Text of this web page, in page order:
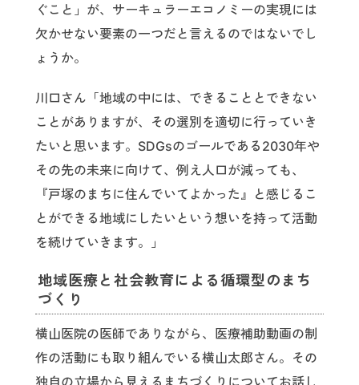
ぐこと」が、サーキュラーエコノミーの実現には
欠かせない要素の一つだと言えるのではないでし
ょうか。
川口さん「地域の中には、できることとできない
ことがありますが、その選別を適切に行っていき
たいと思います。SDGsのゴールである2030年や
その先の未来に向けて、例え人口が減っても、
『戸塚のまちに住んでいてよかった』と感じるこ
とができる地域にしたいという想いを持って活動
を続けていきます。」
地域医療と社会教育による循環型のまち
づくり
横山医院の医師でありながら、医療補助動画の制
作の活動にも取り組んでいる横山太郎さん。その